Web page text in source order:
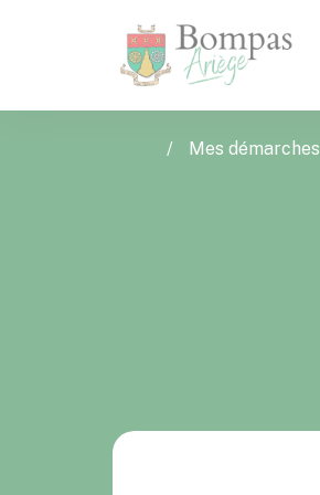
Bompas
/ Mes démarches